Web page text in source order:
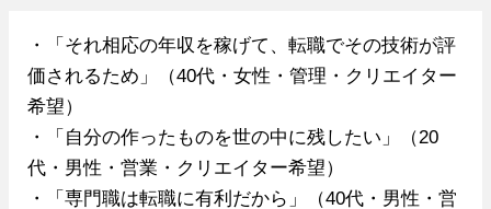
・「それ相応の年収を稼げて、転職でその技術が評
価されるため」（40代・女性・管理・クリエイター
希望）
・「自分の作ったものを世の中に残したい」（20
代・男性・営業・クリエイター希望）
・「専門職は転職に有利だから」（40代・男性・営